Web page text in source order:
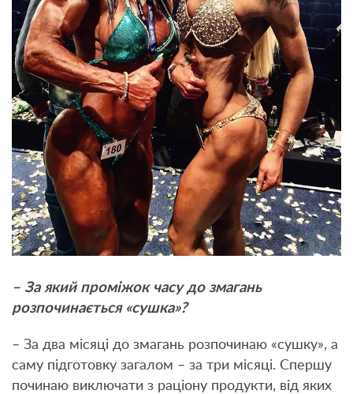
– За який проміжок часу до змагань
розпочинається «сушка»?
– За два місяці до змагань розпочинаю «сушку», а
саму підготовку загалом – за три місяці. Спершу
починаю виключати з раціону продукти, від яких